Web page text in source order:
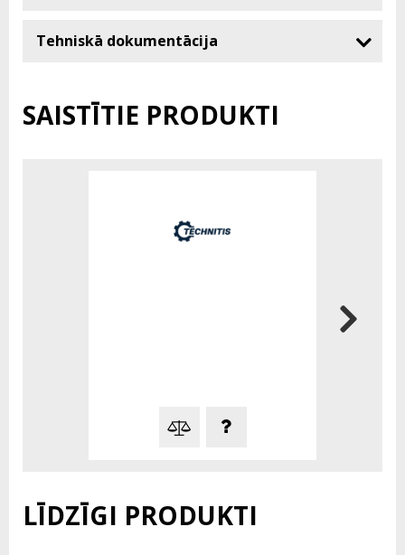
Tehniskā dokumentācija
SAISTĪTIE PRODUKTI
LĪDZĪGI PRODUKTI